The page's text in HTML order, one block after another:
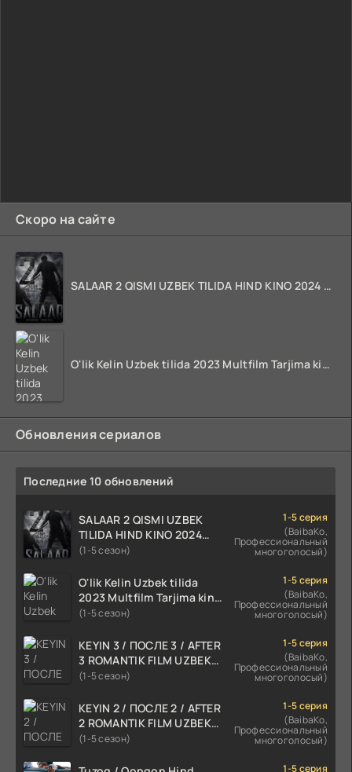
Скоро на сайте
SALAAR 2 QISMI UZBEK TILIDA HIND KINO 2024 TARJIMA 720p HD Skachat
O'lik Kelin Uzbek tilida 2023 Multfilm Tarjima kino skachat
Обновления сериалов
Последние 10 обновлений
SALAAR 2 QISMI UZBEK
TILIDA HIND KINO 2024
TARJIMA 720p HD Skachat
(1-5 сезон)
1-5 серия
(BaibaKo,
Профессиональный
многоголосый)
O'lik Kelin Uzbek tilida
2023 Multfilm Tarjima kino
skachat
(1-5 сезон)
1-5 серия
(BaibaKo,
Профессиональный
многоголосый)
KEYIN 3 / ПОСЛЕ 3 / AFTER
3 ROMANTIK FILM UZBEK
TILIDA 2021 TARJIMA FILM
(1-5 сезон)
1-5 серия
(BaibaKo,
Профессиональный
многоголосый)
KEYIN 2 / ПОСЛЕ 2 / AFTER
2 ROMANTIK FILM UZBEK
TILIDA 2020 TARJIMA FILM
(1-5 сезон)
1-5 серия
(BaibaKo,
Профессиональный
многоголосый)
1-5 серия